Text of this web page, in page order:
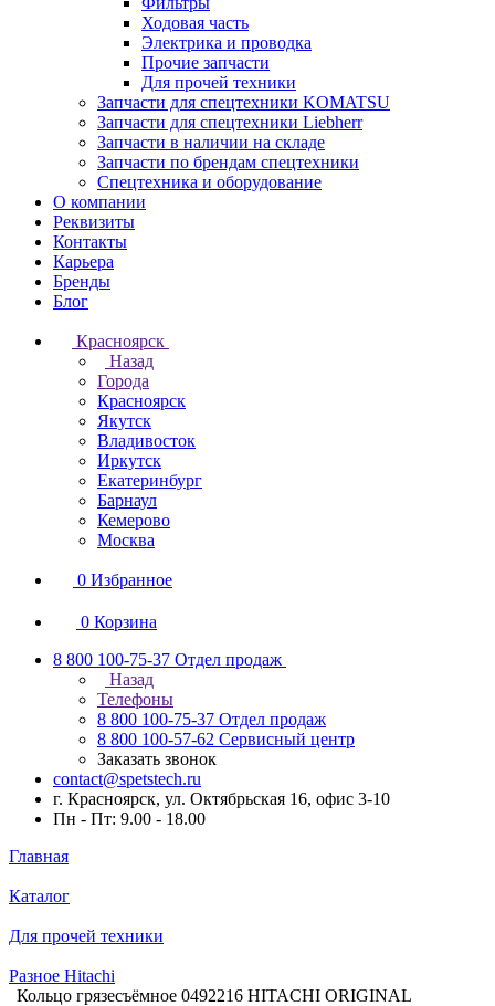
Ходовая часть
Электрика и проводка
Прочие запчасти
Для прочей техники
Запчасти для спецтехники KOMATSU
Запчасти для спецтехники Liebherr
Запчасти в наличии на складе
Запчасти по брендам спецтехники
Спецтехника и оборудование
О компании
Реквизиты
Контакты
Карьера
Бренды
Блог
Красноярск
Назад
Города
Красноярск
Якутск
Владивосток
Иркутск
Екатеринбург
Барнаул
Кемерово
Москва
0 Избранное
0 Корзина
8 800 100-75-37 Отдел продаж
Назад
Телефоны
8 800 100-75-37 Отдел продаж
8 800 100-57-62 Сервисный центр
Заказать звонок
contact@spetstech.ru
г. Красноярск, ул. Октябрьская 16, офис 3-10
Пн - Пт: 9.00 - 18.00
Главная
Каталог
Для прочей техники
Разное Hitachi
Кольцо грязесъёмное 0492216 HITACHI ORIGINAL